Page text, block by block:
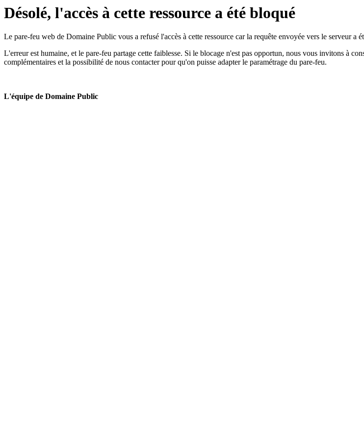
Désolé, l'accès à cette ressource a été bloqué
Le pare-feu web de Domaine Public vous a refusé l'accès à cette ressource car la requête envoyée vers le serveur a
L'erreur est humaine, et le pare-feu partage cette faiblesse. Si le blocage n'est pas opportun, nous vous invitons à
complémentaires et la possibilité de nous contacter pour qu'on puisse adapter le paramétrage du pare-feu.
L'équipe de Domaine Public